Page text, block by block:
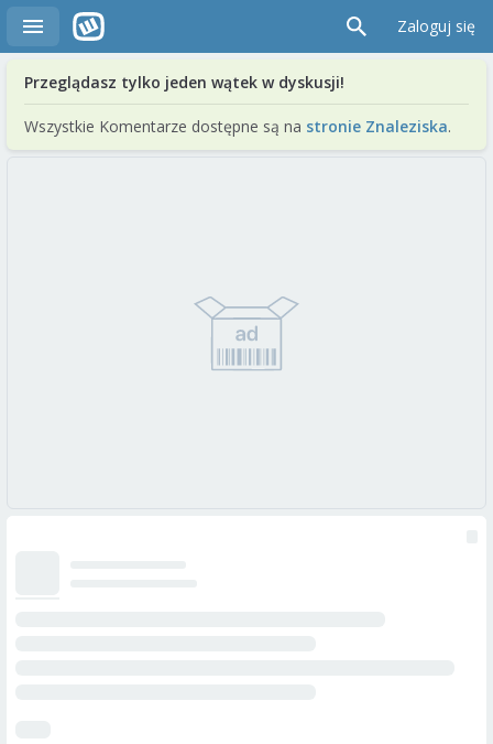
Zaloguj się
Przeglądasz tylko jeden wątek w dyskusji!
Wszystkie Komentarze dostępne są na stronie Znaleziska.